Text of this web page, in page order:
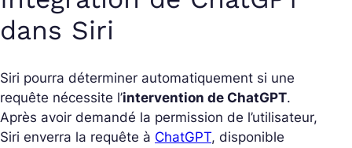
dans Siri
Siri pourra déterminer automatiquement si une
requête nécessite l’intervention de ChatGPT.
Après avoir demandé la permission de l’utilisateur,
Siri enverra la requête à ChatGPT, disponible